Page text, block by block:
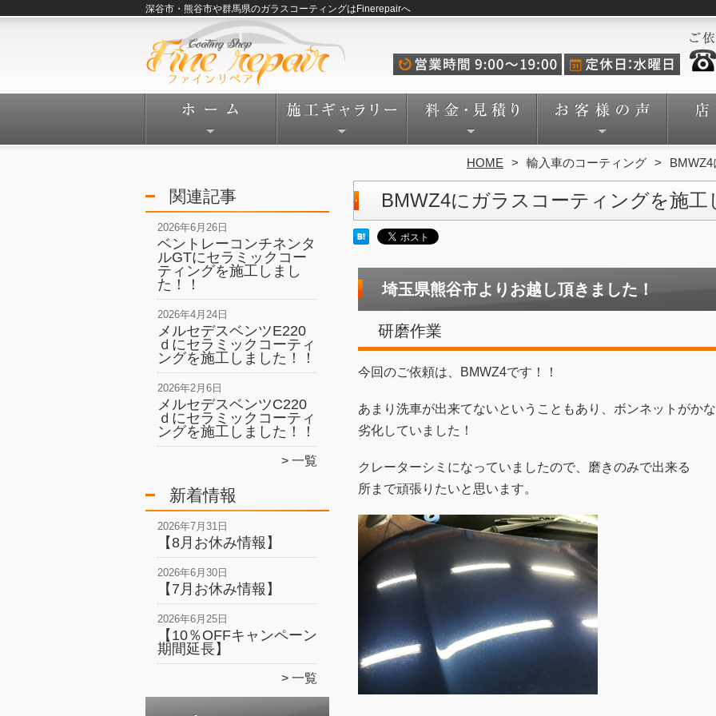
深谷市・熊谷市や群馬県のガラスコーティングはFinerepairへ
HOME 輸入車のコーティング
関連記事
2026年6月26日
ベントレーコンチネンタ
ルGTにセラミックコー
ティングを施工しまし
た！！
2026年4月24日
メルセデスベンツE220
ｄにセラミックコーティ
ングを施工しました！！
2026年2月6日
メルセデスベンツC220
ｄにセラミックコーティ
ングを施工しました！！
一覧
新着情報
2026年7月31日
【8月お休み情報】
2026年6月30日
【7月お休み情報】
2026年6月25日
【10％OFFキャンペーン
期間延長】
一覧
BMWZ4にガラスコーティングを施工
埼玉県熊谷市よりお越し頂きました！
研磨作業
今回のご依頼は、BMWZ4です！！
あまり洗車が出来てないということもあり、ボンネットがか
劣化していました！
クレーターシミになっていましたので、磨きのみで出来る
所まで頑張りたいと思います。